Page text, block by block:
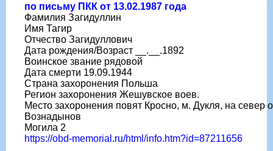
по письму ПКК от 13.02.1987 года
Фамилия Загидуллин
Имя Тагир
Отчество Загидуллович
Дата рождения/Возраст __.__.1892
Воинское звание рядовой
Дата смерти 19.09.1944
Страна захоронения Польша
Регион захоронения Жешувское воев.
Место захоронения повят Кросно, м. Дукля, на север
Вознадынов
Могила 2
https://obd-memorial.ru/html/info.htm?id=87211656